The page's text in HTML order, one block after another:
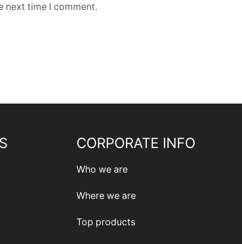
next time I comment.
CORPORATE INFO
Who we are
Where we are
Top products